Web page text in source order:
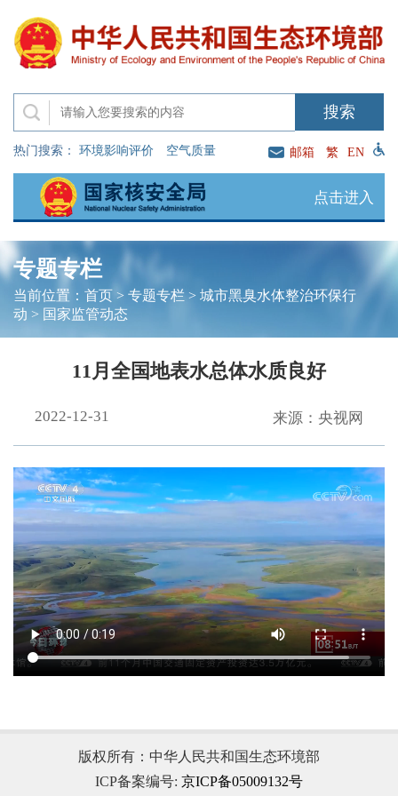
热门搜索： 环境影响评价 空气质量 邮箱 繁 EN
点击进入
专题专栏
当前位置： 首页> 专题专栏> 城市黑臭水体整治环保行
动 > 国家监管动态
11月全国地表水总体水质良好
2022-12-31 来源：央视网
版权所有：中华人民共和国生态环境部
ICP备案编号: 京ICP备05009132号